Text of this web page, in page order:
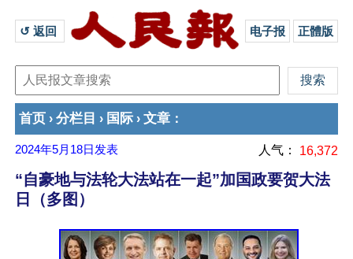
↺ 返回 电子报 正體版
首页 › 分栏目 › 国际 › 文章 ：
2024年5月18日 发表 人气： 16,372
“自豪地与法轮大法站在一起”加国政要贺大法
日（多图）